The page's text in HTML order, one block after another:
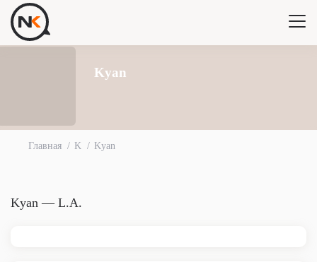
Kyan
Главная K Kyan
Kyan — L.A.